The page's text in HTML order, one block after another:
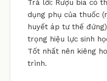
Trả lời: Rượu bia có
dụng phụ của thuốc
huyết áp tư thế
trọng hiệu lực sinh
Tốt nhất nên kiêng
trình.